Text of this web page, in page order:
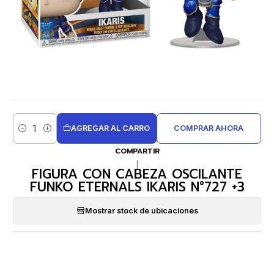
Cantidad
AGREGAR AL CARRO COMPRAR AHORA
COMPARTIR
FIGURA CON CABEZA OSCILANTE
FUNKO ETERNALS IKARIS N°727 +3
Mostrar stock de ubicaciones